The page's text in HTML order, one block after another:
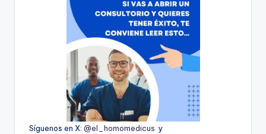
Síguenos en X: @el_homomedicus y